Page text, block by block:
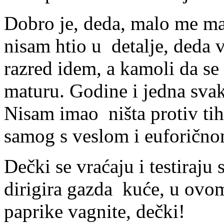
Dobro je, deda, malo me
nisam htio u detalje, deda
razred idem, a kamoli da
maturu. Godine i jedna
Nisam imao ništa protiv
samog s veslom i
Dečki se vraćaju i testiraju
dirigira gazda kuće, u
paprike vagnite, dečki!